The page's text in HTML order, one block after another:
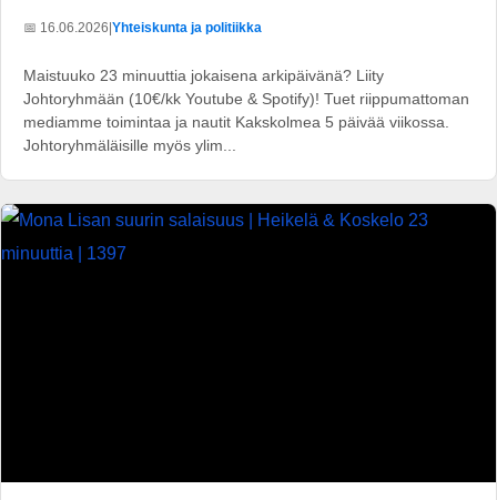
📅 16.06.2026|Yhteiskunta ja politiikka
Maistuuko 23 minuuttia jokaisena arkipäivänä? Liity
Johtoryhmään (10€/kk Youtube & Spotify)! Tuet riippumattoman
mediamme toimintaa ja nautit Kakskolmea 5 päivää viikossa.
Johtoryhmäläisille myös ylim...